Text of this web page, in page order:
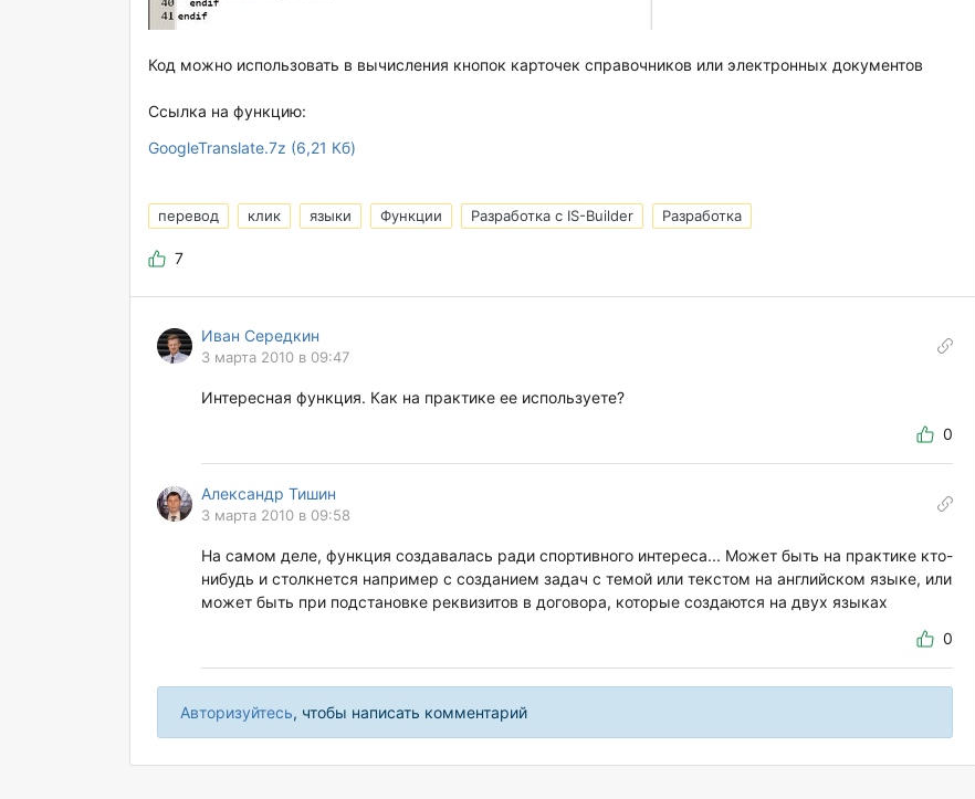
Код можно использовать в вычисления кнопок карточек справочников или электронных документов
Ссылка на функцию:
GoogleTranslate.7z (6,21 Кб)
перевод клик языки Функции Разработка с IS-Builder Разработка
7
Иван Середкин
3 марта 2010 в 09:47
Интересная функция. Как на практике ее используете?
0
Александр Тишин
3 марта 2010 в 09:58
На самом деле, функция создавалась ради спортивного интереса... Может быть на практике кто-
нибудь и столкнется например с созданием задач с темой или текстом на английском языке, или
может быть при подстановке реквизитов в договора, которые создаются на двух языках
0
Авторизуйтесь, чтобы написать комментарий